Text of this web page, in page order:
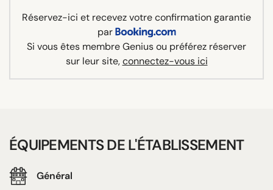
Réservez-ici et recevez votre confirmation garantie
par
Si vous êtes membre Genius ou préférez réserver
sur leur site,connectez-vous ici
ÉQUIPEMENTS DE L'ÉTABLISSEMENT
Général